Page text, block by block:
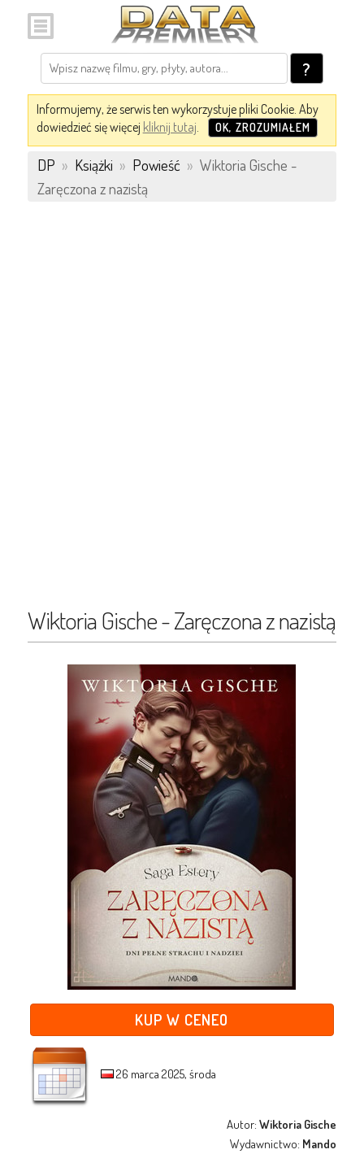
?
Informujemy, że serwis ten wykorzystuje pliki Cookie. Aby
dowiedzieć się więcej kliknij tutaj. OK, ZROZUMIAŁEM
DP » Książki » Powieść » Wiktoria Gische -
Zaręczona z nazistą
Wiktoria Gische - Zaręczona z nazistą
KUP W CENEO
26 marca 2025, środa
Autor:Wiktoria Gische
Wydawnictwo: Mando